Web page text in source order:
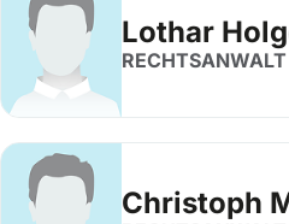
Lothar
RECHTSANWALT
Christoph